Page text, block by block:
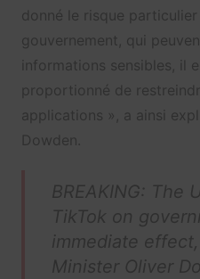
donné le risque
gouvernement, qui
informations sensibles, il
proportionné de
applications », a ainsi
Dowden.
BREAKING: The
TikTok on
immediate
Minister Oliver